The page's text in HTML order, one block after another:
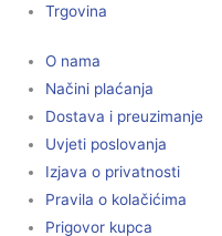
Trgovina
O nama
Načini plaćanja
Dostava i preuzimanje
Uvjeti poslovanja
Izjava o privatnosti
Pravila o kolačićima
Prigovor kupca